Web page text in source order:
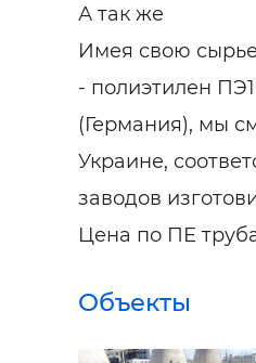
А так же
Имея свою
- полиэтилен
(Германия), мы
Украине,
заводов
Цена по ПЕ
Объекты